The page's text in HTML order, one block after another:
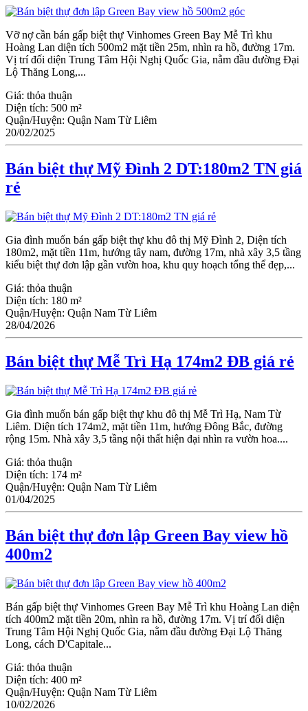
Vỡ nợ cần bán gấp biệt thự Vinhomes Green Bay Mễ Trì khu
Hoàng Lan diện tích 500m2 mặt tiền 25m, nhìn ra hồ, đường 17m.
Vị trí đối diện Trung Tâm Hội Nghị Quốc Gia, nằm đầu đường Đại
Lộ Thăng Long,...
Giá: thỏa thuận
Diện tích: 500 m²
Quận/Huyện: Quận Nam Từ Liêm
20/02/2025
Bán biệt thự Mỹ Đình 2 DT:180m2 TN giá
rẻ
Gia đình muốn bán gấp biệt thự khu đô thị Mỹ Đình 2, Diện tích
180m2, mặt tiền 11m, hướng tây nam, đường 17m, nhà xây 3,5 tầng
kiểu biệt thự đơn lập gần vườn hoa, khu quy hoạch tổng thể đẹp,...
Giá: thỏa thuận
Diện tích: 180 m²
Quận/Huyện: Quận Nam Từ Liêm
28/04/2026
Bán biệt thự Mễ Trì Hạ 174m2 ĐB giá rẻ
Gia đình muốn bán gấp biệt thự khu đô thị Mễ Trì Hạ, Nam Từ
Liêm. Diện tích 174m2, mặt tiền 11m, hướng Đông Bắc, đường
rộng 15m. Nhà xây 3,5 tầng nội thất hiện đại nhìn ra vườn hoa....
Giá: thỏa thuận
Diện tích: 174 m²
Quận/Huyện: Quận Nam Từ Liêm
01/04/2025
Bán biệt thự đơn lập Green Bay view hồ
400m2
Bán gấp biệt thự Vinhomes Green Bay Mễ Trì khu Hoàng Lan diện
tích 400m2 mặt tiền 20m, nhìn ra hồ, đường 17m. Vị trí đối diện
Trung Tâm Hội Nghị Quốc Gia, nằm đầu đường Đại Lộ Thăng
Long, cách D'Capitale...
Giá: thỏa thuận
Diện tích: 400 m²
Quận/Huyện: Quận Nam Từ Liêm
10/02/2026